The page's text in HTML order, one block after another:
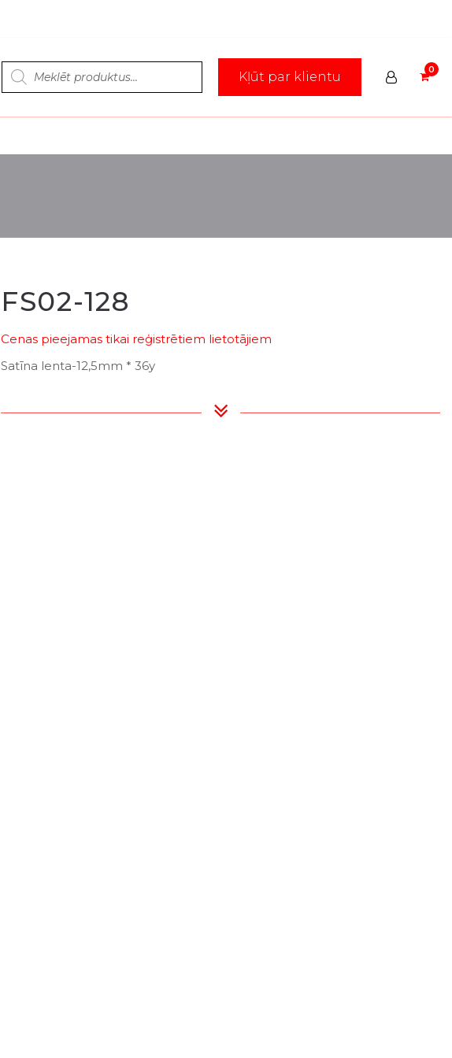
Products
search Kļūt par klientu
FS02-128
Cenas pieejamas tikai reģistrētiem lietotājiem
Satīna lenta-12,5mm * 36y